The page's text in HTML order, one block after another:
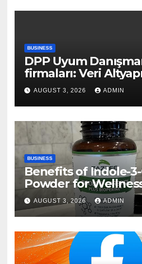
BUSINESS
DPP Uyum
firmaları: Veri
Rehberi
AUGUST 3, 2026 ADMIN
BUSINESS
Benefits of Indole-
Powder for
Healthy Lifestyle
AUGUST 3, 2026 ADMIN